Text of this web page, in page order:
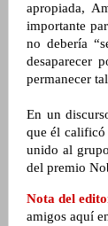
apropiada,
importante
no debería
desaparecer
permanecer
En un
que él calificó
unido al
del premio
Nota del
amigos aquí